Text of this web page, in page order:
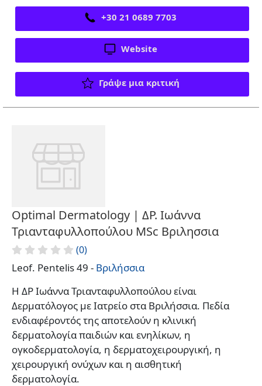
+30 21 0689 7703
Website
Γράψε μια κριτική
Optimal Dermatology | ΔΡ. Ιωάννα
Τριανταφυλλοπούλου MSc Βριλησσια
(0)
Leof. Pentelis 49 - Βριλήσσια
Η ΔΡ Ιωάννα Τριανταφυλλοπούλου είναι
Δερματόλογος με Ιατρείο στα Βριλήσσια. Πεδία
ενδιαφέροντός της αποτελούν η κλινική
δερματολογία παιδιών και ενηλίκων, η
ογκοδερματολογία, η δερματοχειρουργική, η
χειρουργική ονύχων και η αισθητική
δερματολογία.